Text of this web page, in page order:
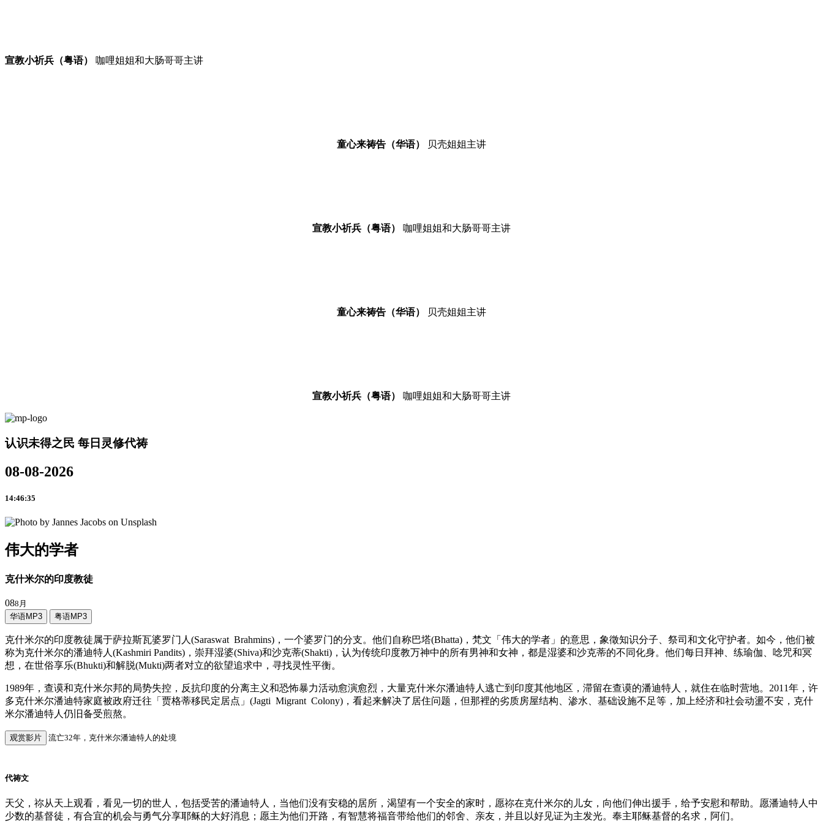
宣教小祈兵（粤语） 咖哩姐姐和大肠哥哥主讲
童心来祷告（华语） 贝壳姐姐主讲
宣教小祈兵（粤语） 咖哩姐姐和大肠哥哥主讲
童心来祷告（华语） 贝壳姐姐主讲
宣教小祈兵（粤语） 咖哩姐姐和大肠哥哥主讲
认识未得之民 每日灵修代祷
08-08-2026
14:46:35
伟大的学者
克什米尔的印度教徒
088月
华语MP3
粤语MP3
克什米尔的印度教徒属于萨拉斯瓦婆罗门人(Saraswat Brahmins)，一个婆罗门的分支。他们自称巴塔(Bhatta)，梵文「伟大的学者」的意思，象徵知识分子、祭司和文化守护者。如今，他们被
称为克什米尔的潘迪特人(Kashmiri Pandits)，崇拜湿婆(Shiva)和沙克蒂(Shakti)，认为传统印度教万神中的所有男神和女神，都是湿婆和沙克蒂的不同化身。他们每日拜神、练瑜伽、唸咒和冥
想，在世俗享乐(Bhukti)和解脱(Mukti)两者对立的欲望追求中，寻找灵性平衡。
1989年，查谟和克什米尔邦的局势失控，反抗印度的分离主义和恐怖暴力活动愈演愈烈，大量克什米尔潘迪特人逃亡到印度其他地区，滞留在查谟的潘迪特人，就住在临时营地。2011年，许
多克什米尔潘迪特家庭被政府迁往「贾格蒂移民定居点」(Jagti Migrant Colony)，看起来解决了居住问题，但那裡的劣质房屋结构、渗水、基础设施不足等，加上经济和社会动盪不安，克什
米尔潘迪特人仍旧备受煎熬。
观赏影片 流亡32年，克什米尔潘迪特人的处境
代祷文
天父，祢从天上观看，看见一切的世人，包括受苦的潘迪特人，当他们没有安稳的居所，渴望有一个安全的家时，愿祢在克什米尔的儿女，向他们伸出援手，给予安慰和帮助。愿潘迪特人中
少数的基督徒，有合宜的机会与勇气分享耶稣的大好消息；愿主为他们开路，有智慧将福音带给他们的邻舍、亲友，并且以好见证为主发光。奉主耶稣基督的名求，阿们。